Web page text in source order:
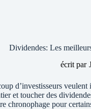
Dividendes: Les
écrit par
d’investisseurs
et toucher des
chronophage pour